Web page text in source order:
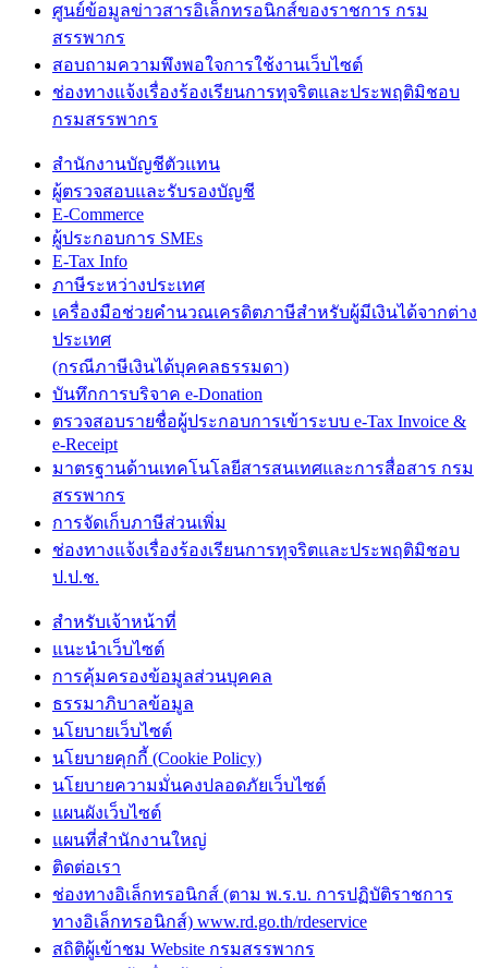
ศูนย์ข้อมูลข่าวสารอิเล็กทรอนิกส์ของราชการ กรม
สรรพากร
สอบถามความพึงพอใจการใช้งานเว็บไซต์
ช่องทางแจ้งเรื่องร้องเรียนการทุจริตและประพฤติมิชอบ
กรมสรรพากร
สำนักงานบัญชีตัวแทน
ผู้ตรวจสอบและรับรองบัญชี
E-Commerce
ผู้ประกอบการ SMEs
E-Tax Info
ภาษีระหว่างประเทศ
เครื่องมือช่วยคำนวณเครดิตภาษีสำหรับผู้มีเงินได้จากต่าง
ประเทศ
(กรณีภาษีเงินได้บุคคลธรรมดา)
บันทึกการบริจาค e-Donation
ตรวจสอบรายชื่อผู้ประกอบการเข้าระบบ e-Tax Invoice &
e-Receipt
มาตรฐานด้านเทคโนโลยีสารสนเทศและการสื่อสาร กรม
สรรพากร
การจัดเก็บภาษีส่วนเพิ่ม
ช่องทางแจ้งเรื่องร้องเรียนการทุจริตและประพฤติมิชอบ
ป.ป.ช.
สำหรับเจ้าหน้าที่
แนะนำเว็บไซต์
การคุ้มครองข้อมูลส่วนบุคคล
ธรรมาภิบาลข้อมูล
นโยบายเว็บไซต์
นโยบายคุกกี้ (Cookie Policy)
นโยบายความมั่นคงปลอดภัยเว็บไซต์
แผนผังเว็บไซต์
แผนที่สำนักงานใหญ่
ติดต่อเรา
ช่องทางอิเล็กทรอนิกส์ (ตาม พ.ร.บ. การปฏิบัติราชการ
ทางอิเล็กทรอนิกส์) www.rd.go.th/rdeservice
สถิติผู้เข้าชม Website กรมสรรพากร